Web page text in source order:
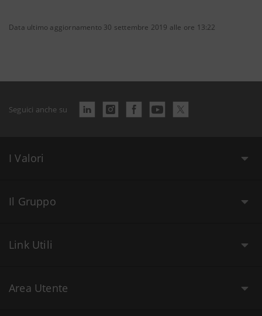
Data ultimo aggiornamento 30 settembre 2019 alle ore 13:22
Seguici anche su
I Valori
Il Gruppo
Link Utili
Area Utente